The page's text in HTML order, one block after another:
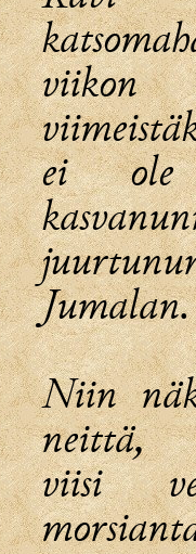
viikon
ei ole
Jumalan.
Niin
neittä,
viisi